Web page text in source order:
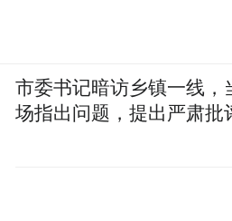
市委书记暗访乡镇一线，
场指出问题，提出严肃批